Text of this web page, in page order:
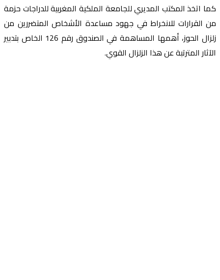
كما اتخذ المكتب المديري للجامعة الملكية المغربية للدراجات حزمة
من القرارات للانخراط في جهود مساعدة الأشخاص المتضررين من
زلزال الحوز، أهمها المساهمة في الصندوق رقم 126 الخاص بتدبير
الآثار المترتبة عن هذا الزلزال القوي.